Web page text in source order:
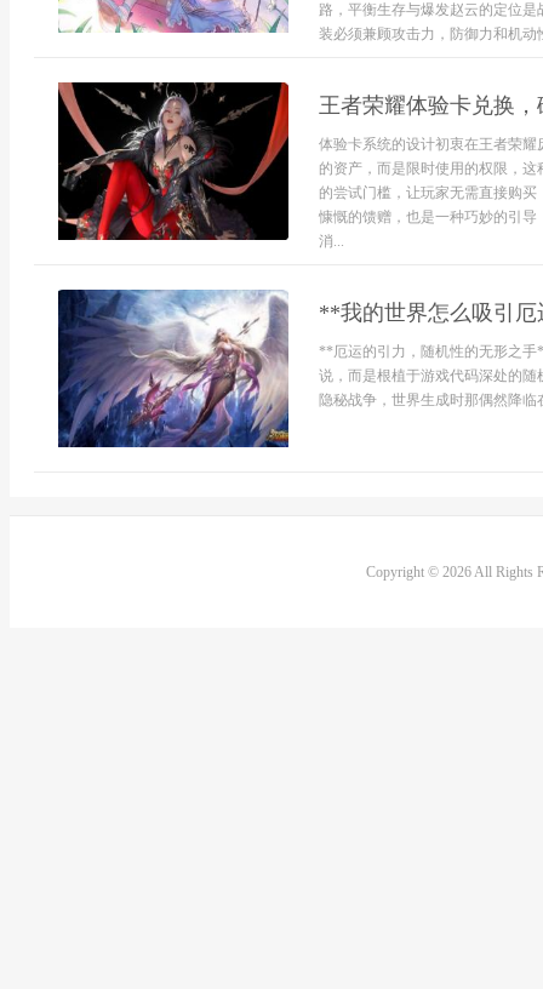
路，平衡生存与爆发赵云的定位
装必须兼顾攻击力，防御力和机
王者荣耀体验卡兑换
体验卡系统的设计初衷在王者荣
的资产，而是限时使用的权限，
的尝试门槛，让玩家无需直接购
慷慨的馈赠，也是一种巧妙的引
消...
**我的世界怎么吸引
**厄运的引力，随机性的无形之
说，而是根植于游戏代码深处的
隐秘战争，世界生成时那偶然降
Copyright © 2026 All Rights